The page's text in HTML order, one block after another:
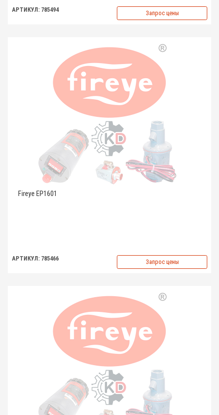
АРТИКУЛ: 785494 Запрос цены
Fireye EP1601
АРТИКУЛ: 785466 Запрос цены